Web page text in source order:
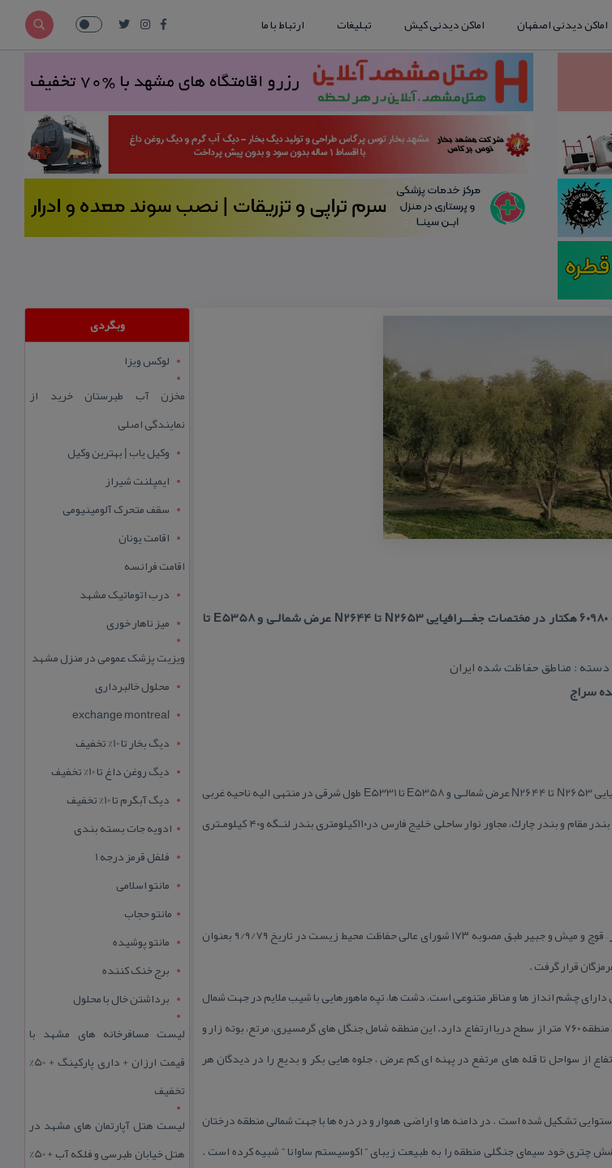
اماکن دیدنی اصفهان اماکن دیدنی کیش تبلیغات ارتباط با ما
موقعیت جغرافیایی منطقه منطقه حفاظت شـده به وسـعت ۶۰۹۸۰ هكتار در مختصات جغـــرافیایی N2653 تا N2644 عرض شمالـی و E5358 تا
دسته : مناطق حفاظت شده ایران
سراج
منطقه حفاظت شـده به وسـعت ۶۰۹۸۰ هكتار در مختصات جغـــرافیایی N2653 تا N2644 عرض شمالـی و E5358 تا E5331 طول شرقی در منتهی الیه ناحیه غربی
استان در حوزه استحفاظی شهرستان بندر لنگه در حد فاصل بین بندر مقام و بندر چارك، مجاور نوار ساحلی خلیج فارس در۱۱۰كیلومتری بندر لنـگه و۴۰ كیلومـتری
این منطقه به دلیل ارزشهای زیستی و زیستگاه گونه های كل و بز – قوچ و میش و جبیر طبق مصوبه ۱۷۳ شورای عالی حفاظت محیط زیست در تاریخ ۹/۹/۷۹ بعنوان
قرار گرفت .
چشم انداز ها و مناظر متنوعی است، دشت ها، تپه ماهورهایی با شیب ملایم در جهت شمال
، شیب تند و عمیق در سمت جنوبی می باشد . بلند ترین نطقه این منطقه ۷۶۰ متر از سطح دریا ارتفاع دارد. این منطقه شامل جنگل های گرمسیری، مرتع، بوته زار و
از سواحل تا قله های مرتفع در پهنه ای كم عرض ، جلوه هایی بكر و بدیع را در دیدگان هر
تشكیل شده است . در دامنه ها و اراضی هموار و در دره ها با جهت شمالی منطقه درختان
شاخص و عمده محسوب می شود ٬ كه با تاج پوشش چتری خود سیمای جنگلی منطقه را به طبیعت زیبای ” اكوسیستم ساوانا ” شبیه كرده است .
وبگردی
لوکس ویزا
مخزن آب طبرستان خرید از
نمایندگی اصلی
وکیل یاب | بهترین وکیل
ایمپلنت شیراز
سقف متحرک آلومینیومی
اقامت یونان
اقامت فرانسه
درب اتوماتیک مشهد
میز ناهار خوری
ویزیت پزشک عمومی در منزل مشهد
محلول خالبرداری
exchange montreal
دیگ بخار تا 10% تخفیف
دیگ روغن داغ تا 10% تخفیف
دیگ آبگرم تا 10% تخفیف
ادویه جات بسته بندی
فلفل قرمز درجه 1
مانتو اسلامی
مانتو حجاب
مانتو پوشیده
برج خنک کننده
برداشتن خال با محلول
لیست مسافرخانه های مشهد با
قیمت ارزان + داری پارکینگ + 50%
تخفیف
لیست هتل آپارتمان های مشهد در
هتل خیابان طبرسی و فلکه آب + 50%